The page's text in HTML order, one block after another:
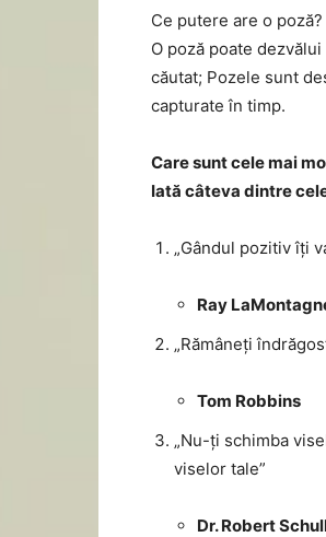
Ce putere are o poză?
O poză poate
căutat; Pozele sunt
capturate în timp.
Care sunt cele mai
Iată câteva dintre
„Gândul pozitiv îți
Ray
„Rămâneți
Tom Robbins
„Nu-ți schimba
viselor tale”
Dr. Robert